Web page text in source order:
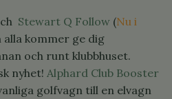
Stewart Q Follow (Nu i
alla kommer ge dig
och runt klubbhuset.
nyhet! Alphard Club Booster
golfvagn till en elvagn